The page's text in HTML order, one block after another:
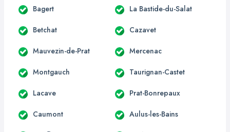
Bagert La Bastide-du-Salat
Betchat Cazavet
Mauvezin-de-Prat Mercenac
Montgauch Taurignan-Castet
Lacave Prat-Bonrepaux
Caumont Aulus-les-Bains